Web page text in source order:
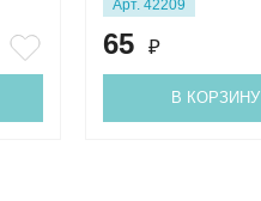
Арт. 42209
65 ₽
В КОРЗИНУ